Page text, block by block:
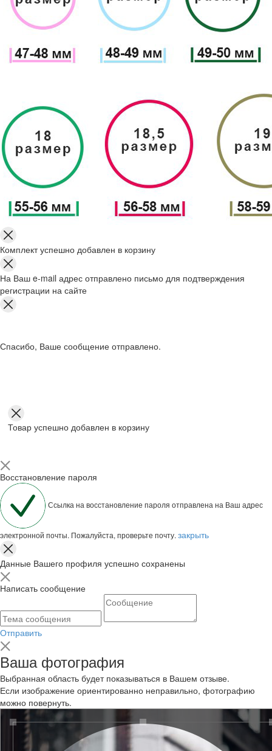
Комплект успешно добавлен в корзину
На Ваш e-mail адрес отправлено письмо для подтверждения
регистрации на сайте
Спасибо, Ваше сообщение отправлено.
Товар успешно добавлен в корзину
Восстановление пароля
Ссылка на восстановление пароля отправлена на Ваш адрес
электронной почты. Пожалуйста, проверьте почту. закрыть
Данные Вашего профиля успешно сохранены
Написать сообщение
Отправить
Ваша фотография
Выбранная область будет показываться в Вашем отзыве.
Если изображение ориентированно неправильно, фотографию
можно повернуть.